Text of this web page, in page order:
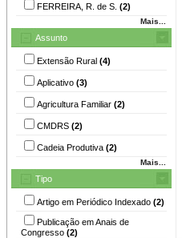
FERREIRA, R. de S. (2)
Mais...
Assunto
Extensão Rural (4)
Aplicativo (3)
Agricultura Familiar (2)
CMDRS (2)
Cadeia Produtiva (2)
Mais...
Tipo
Artigo em Periódico Indexado (2)
Publicação em Anais de
Congresso (2)